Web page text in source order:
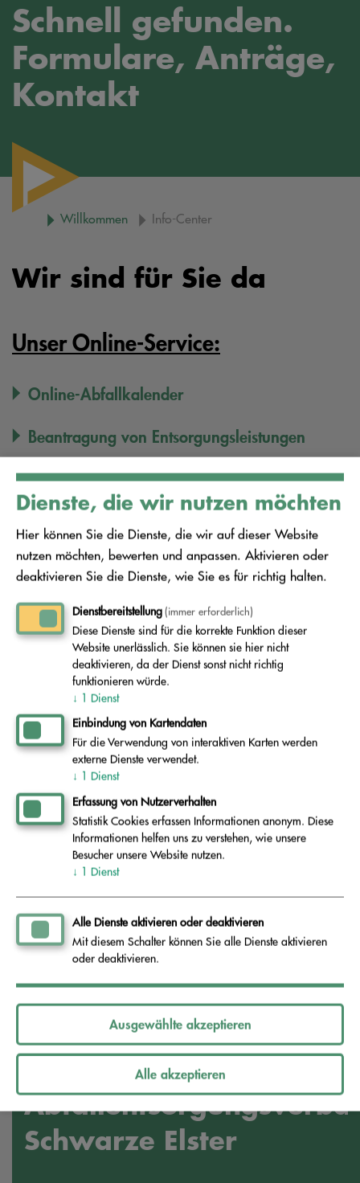
Schnell gefunden.
Formulare, Anträge,
Kontakt
Willkommen Info-Center
Wir sind für Sie da
Unser Online-Service:
Online-Abfallkalender
Beantragung von Entsorgungsleistungen
Anmeldung Sperrmüll bis 6 qm
Download aktueller Medien
Ihr persönlicher Kontakt:
Der Abfallentsorgungsverband Schwarze Elster
steht Ihnen als kompetenter Dienstleister bei allen
Fragen rund um Abfallvermeidung,
Abfallverwertung oder Abfallbeseitigung zur
Sie erreichen uns unter 03574 - 4677-0
per E-
aev@schwarze-elster.deoder über
Kontaktformular.
Bei Bedarf klären wir Ihr Abfallproblem im
Rahmen eines Vororttermins oder vermitteln Sie
zu den regionalen Entsorgungsunternehmen und
bieten Hilfestellung bei der Kontaktaufnahme.
Schwarze Elster
Dienste, die wir nutzen möchten
Hier können Sie die Dienste, die wir auf dieser Website
nutzen möchten, bewerten und anpassen. Aktivieren oder
deaktivieren Sie die Dienste, wie Sie es für richtig halten.
Dienstbereitstellung(immer erforderlich)
Diese Dienste sind für die korrekte Funktion dieser
Website unerlässlich. Sie können sie hier nicht
deaktivieren, da der Dienst sonst nicht richtig
funktionieren würde.
↓ 1 Dienst
Einbindung von Kartendaten
Für die Verwendung von interaktiven Karten werden
externe Dienste verwendet.
↓ 1 Dienst
Erfassung von Nutzerverhalten
Statistik Cookies erfassen Informationen anonym. Diese
Informationen helfen uns zu verstehen, wie unsere
Besucher unsere Website nutzen.
↓ 1 Dienst
Alle Dienste aktivieren oder deaktivieren
Mit diesem Schalter können Sie alle Dienste aktivieren
oder deaktivieren.
Ausgewählte akzeptieren
Alle akzeptieren